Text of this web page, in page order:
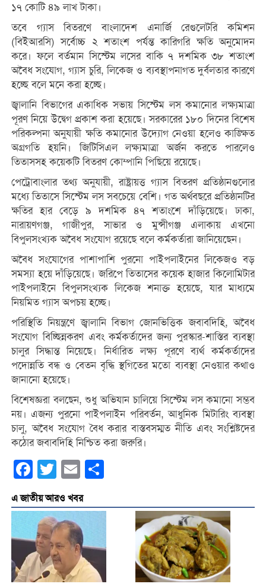
১৭ কোটি ৪৯ লাখ টাকা।
তবে গ্যাস বিতরণে বাংলাদেশ এনার্জি রেগুলেটরি কমিশন
(বিইআরসি) সর্বোচ্চ ২ শতাংশ পর্যন্ত কারিগরি ক্ষতি অনুমোদন
করে। ফলে বর্তমান সিস্টেম লসের বাকি ৭ দশমিক ৩৮ শতাংশ
অবৈধ সংযোগ, গ্যাস চুরি, লিকেজ ও ব্যবস্থাপনাগত দুর্বলতার কারণে
হচ্ছে বলে মনে করা হচ্ছে।
জ্বালানি বিভাগের একাধিক সভায় সিস্টেম লস কমানোর লক্ষ্যমাত্রা
পূরণ নিয়ে উদ্বেগ প্রকাশ করা হয়েছে। সরকারের ১৮০ দিনের বিশেষ
পরিকল্পনা অনুযায়ী ক্ষতি কমানোর উদ্যোগ নেওয়া হলেও কাঙ্ক্ষিত
অগ্রগতি হয়নি। জিটিসিএল লক্ষ্যমাত্রা অর্জন করতে পারলেও
তিতাসসহ কয়েকটি বিতরণ কোম্পানি পিছিয়ে রয়েছে।
পেট্রোবাংলার তথ্য অনুযায়ী, রাষ্ট্রায়ত্ত গ্যাস বিতরণ প্রতিষ্ঠানগুলোর
মধ্যে তিতাসে সিস্টেম লস সবচেয়ে বেশি। গত অর্থবছরে প্রতিষ্ঠানটির
ক্ষতির হার বেড়ে ৯ দশমিক ৪৭ শতাংশে দাঁড়িয়েছে। ঢাকা,
নারায়ণগঞ্জ, গাজীপুর, সাভার ও মুন্সীগঞ্জ এলাকায় এখনো
বিপুলসংখ্যক অবৈধ সংযোগ রয়েছে বলে কর্মকর্তারা জানিয়েছেন।
অবৈধ সংযোগের পাশাপাশি পুরনো পাইপলাইনের লিকেজও বড়
সমস্যা হয়ে দাঁড়িয়েছে। জরিপে তিতাসের কয়েক হাজার কিলোমিটার
পাইপলাইনে বিপুলসংখ্যক লিকেজ শনাক্ত হয়েছে, যার মাধ্যমে
নিয়মিত গ্যাস অপচয় হচ্ছে।
পরিস্থিতি নিয়ন্ত্রণে জ্বালানি বিভাগ জোনভিত্তিক জবাবদিহি, অবৈধ
সংযোগ বিচ্ছিন্নকরণ এবং কর্মকর্তাদের জন্য পুরস্কার-শাস্তির ব্যবস্থা
চালুর সিদ্ধান্ত নিয়েছে। নির্ধারিত লক্ষ্য পূরণে ব্যর্থ কর্মকর্তাদের
পদোন্নতি বন্ধ ও বেতন বৃদ্ধি স্থগিতের মতো ব্যবস্থা নেওয়ার কথাও
জানানো হয়েছে।
বিশেষজ্ঞরা বলছেন, শুধু অভিযান চালিয়ে সিস্টেম লস কমানো সম্ভব
নয়। এজন্য পুরনো পাইপলাইন পরিবর্তন, আধুনিক মিটারিং ব্যবস্থা
চালু, অবৈধ সংযোগ বৈধ করার বাস্তবসম্মত নীতি এবং সংশ্লিষ্টদের
কঠোর জবাবদিহি নিশ্চিত করা জরুরি।
Facebook
Twitter Email
এ জাতীয় আরও খবর